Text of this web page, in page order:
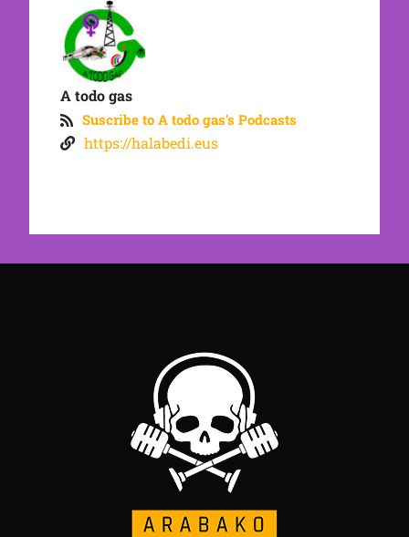
A todo gas
Suscribe to A todo gas's Podcasts
https://halabedi.eus